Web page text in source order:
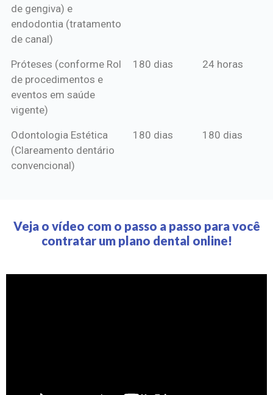
de gengiva) e
endodontia (tratamento
de canal)
Próteses (conforme Rol
de procedimentos e
eventos em saúde
vigente)
180 dias 24 horas
Odontologia Estética
(Clareamento dentário
convencional)
180 dias 180 dias
Veja o vídeo com o passo a passo para você
contratar um plano dental online!